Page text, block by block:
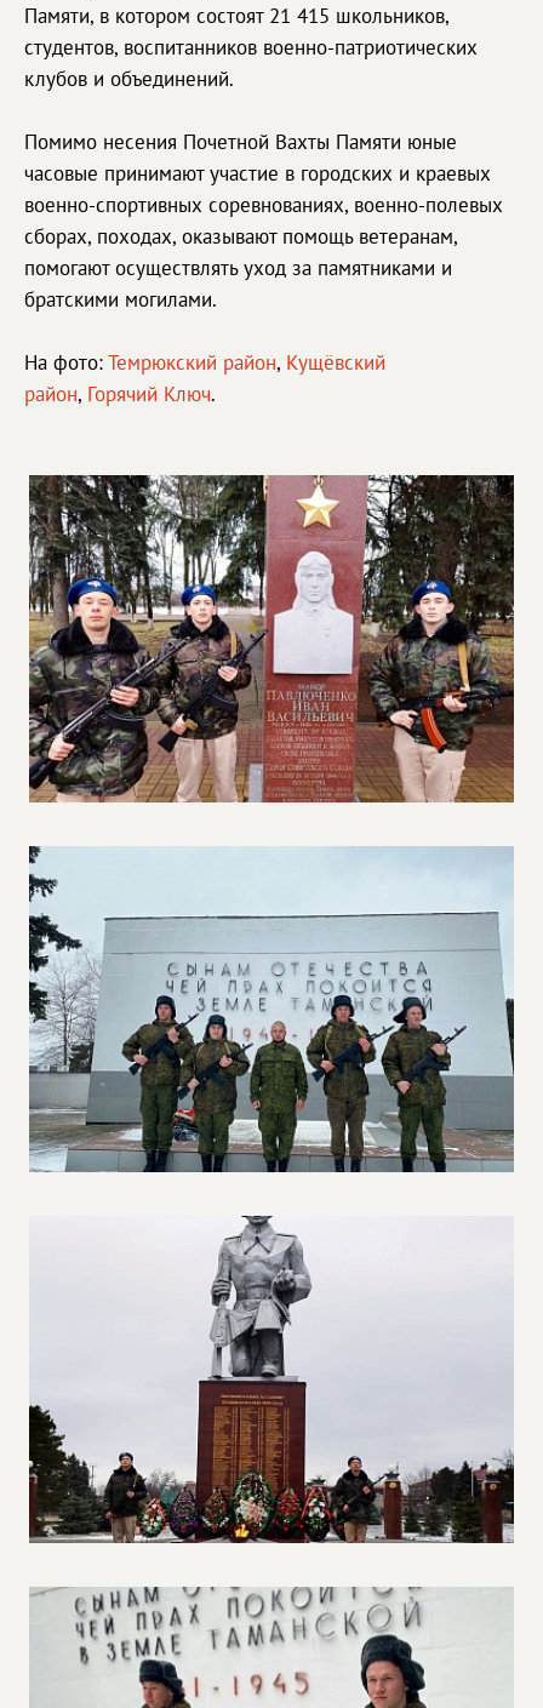
Памяти, в котором состоят 21 415 школьников,
студентов, воспитанников военно-патриотических
клубов и объединений.
Помимо несения Почетной Вахты Памяти юные
часовые принимают участие в городских и краевых
военно-спортивных соревнованиях, военно-полевых
сборах, походах, оказывают помощь ветеранам,
помогают осуществлять уход за памятниками и
братскими могилами.
На фото:Темрюкский район, Кущёвский
район, Горячий Ключ.